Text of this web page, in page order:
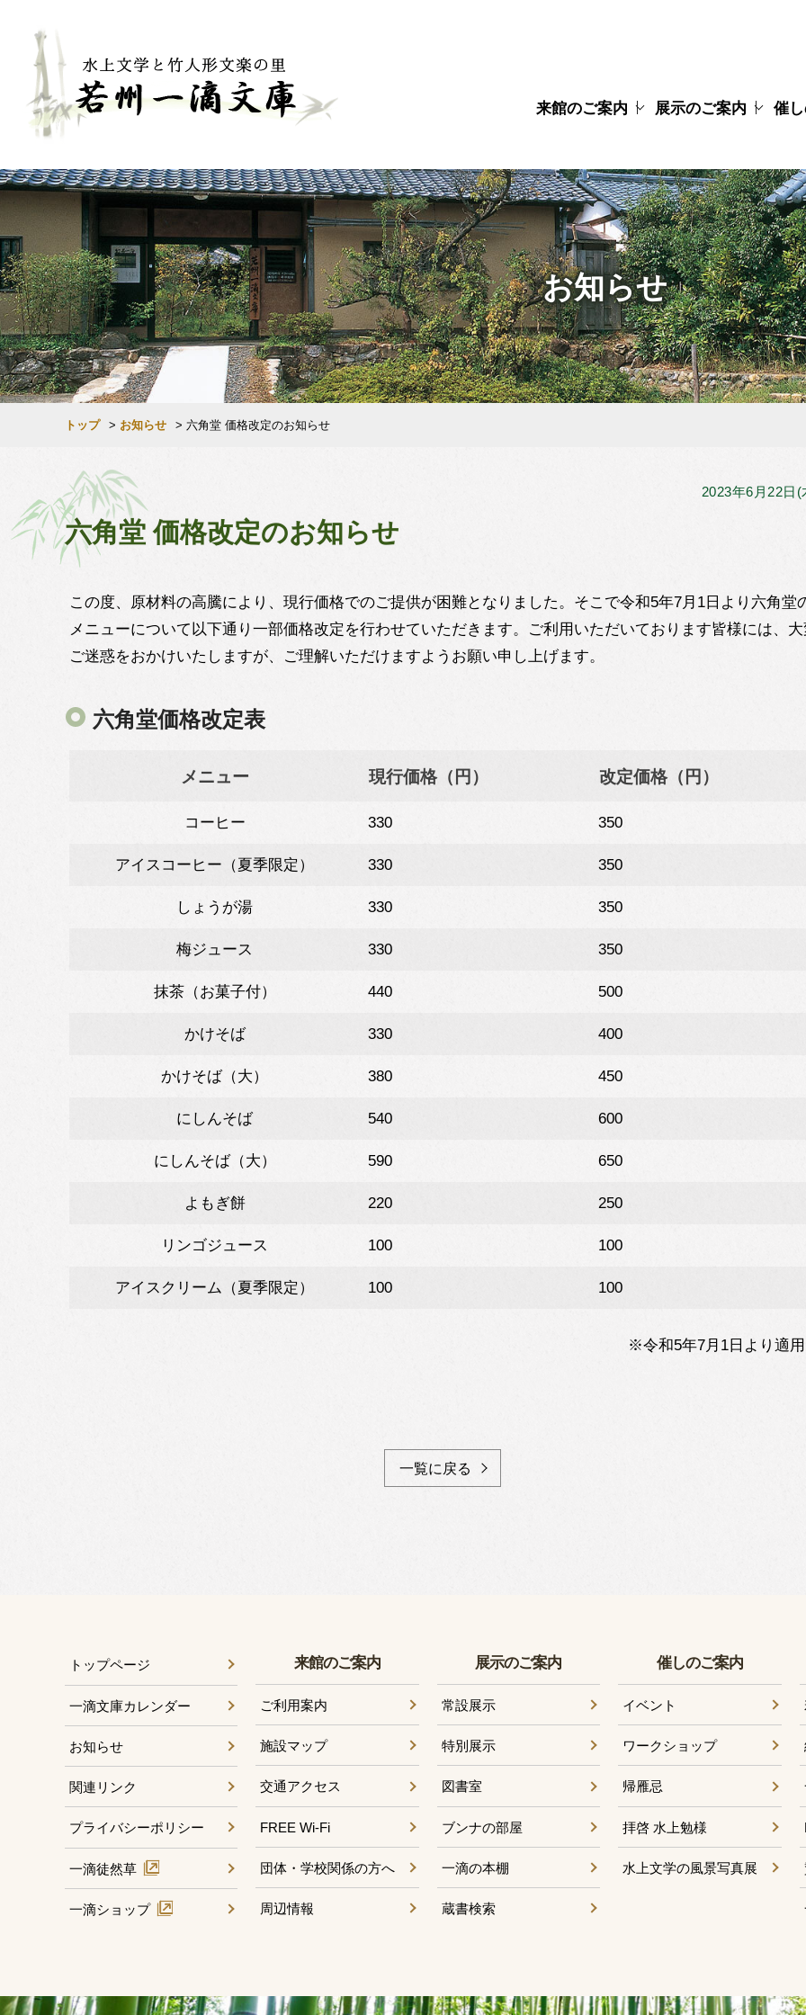
来館のご案内
展示のご案内
催
お知らせ
トップ > お知らせ > 六角堂 価格改定のお知らせ
2023年6月22日(
六角堂 価格改定のお知らせ
この度、原材料の高騰により、現行価格でのご提供が困難となりました。そこで令和5年7月1日より六角堂
メニューについて以下通り一部価格改定を行わせていただきます。ご利用いただいております皆様には、
ご迷惑をおかけいたしますが、ご理解いただけますようお願い申し上げます。
六角堂価格改定表
メニュー 現行価格（円） 改定価格（円）
コーヒー 330 350
アイスコーヒー（夏季限定） 330 350
しょうが湯 330 350
梅ジュース 330 350
抹茶（お菓子付） 440 500
かけそば 330 400
かけそば（大） 380 450
にしんそば 540 600
にしんそば（大） 590 650
よもぎ餅 220 250
リンゴジュース 100 100
アイスクリーム（夏季限定） 100 100
※令和5年7月1日より
一覧に戻る
トップページ
一滴文庫カレンダー
お知らせ
関連リンク
プライバシーポリシー
一滴徒然草
一滴ショップ
来館のご案内
ご利用案内
施設マップ
交通アクセス
FREE Wi-Fi
団体・学校関係の方へ
周辺情報
展示のご案内
常設展示
特別展示
図書室
ブンナの部屋
一滴の本棚
蔵書検索
催しのご案内
イベント
ワークショップ
帰雁忌
拝啓 水上勉様
水上文学の風景写真展